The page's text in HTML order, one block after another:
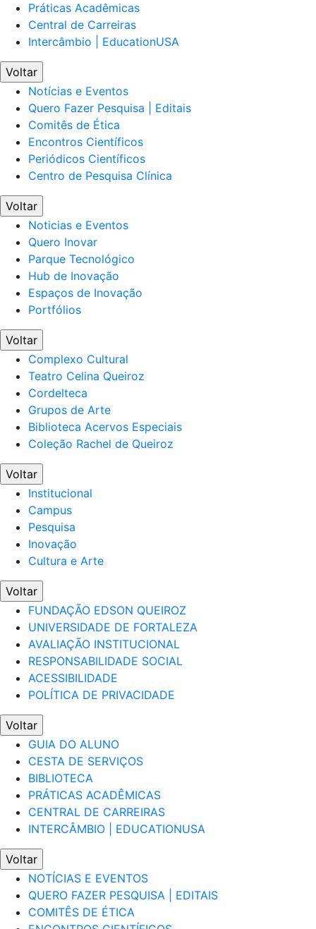
Práticas Acadêmicas
Central de Carreiras
Intercâmbio | EducationUSA
Voltar
Notícias e Eventos
Quero Fazer Pesquisa | Editais
Comitês de Ética
Encontros Científicos
Periódicos Científicos
Centro de Pesquisa Clínica
Voltar
Noticias e Eventos
Quero Inovar
Parque Tecnológico
Hub de Inovação
Espaços de Inovação
Portfólios
Voltar
Complexo Cultural
Teatro Celina Queiroz
Cordelteca
Grupos de Arte
Biblioteca Acervos Especiais
Coleção Rachel de Queiroz
Voltar
Institucional
Campus
Pesquisa
Inovação
Cultura e Arte
Voltar
FUNDAÇÃO EDSON QUEIROZ
UNIVERSIDADE DE FORTALEZA
AVALIAÇÃO INSTITUCIONAL
RESPONSABILIDADE SOCIAL
ACESSIBILIDADE
POLÍTICA DE PRIVACIDADE
Voltar
GUIA DO ALUNO
CESTA DE SERVIÇOS
BIBLIOTECA
PRÁTICAS ACADÊMICAS
CENTRAL DE CARREIRAS
INTERCÂMBIO | EDUCATIONUSA
Voltar
NOTÍCIAS E EVENTOS
QUERO FAZER PESQUISA | EDITAIS
COMITÊS DE ÉTICA